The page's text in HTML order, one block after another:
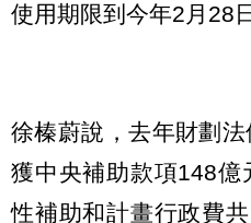
使用期限到今年2月28
徐榛蔚說，去年財劃
獲中央補助款項148億
性補助和計畫行政費